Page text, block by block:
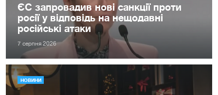
ЄС запровадив нові санкції проти
росії у відповідь на нещодавні
російські атаки
7 серпня 2026
НОВИНИ